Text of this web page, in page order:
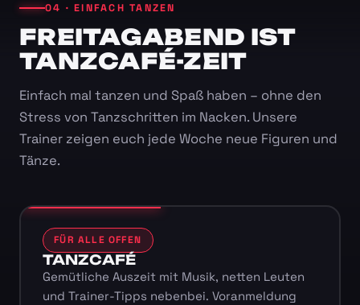
04 · EINFACH TANZEN
FREITAGABEND IST
TANZCAFÉ-ZEIT
Einfach mal tanzen und Spaß haben – ohne den
Stress von Tanzschritten im Nacken. Unsere
Trainer zeigen euch jede Woche neue Figuren und
Tänze.
FÜR ALLE OFFEN
TANZCAFÉ
Gemütliche Auszeit mit Musik, netten Leuten
und Trainer-Tipps nebenbei. Voranmeldung